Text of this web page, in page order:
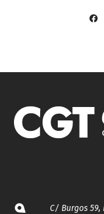
C/ Burgos 59,